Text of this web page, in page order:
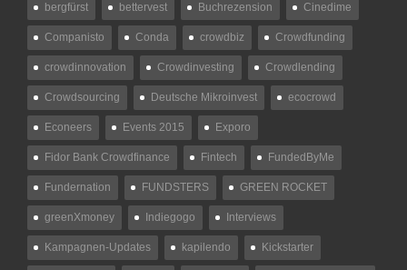
bergfürst bettervest Buchrezension Cinedime
Companisto Conda crowdbiz Crowdfunding
crowdinnovation Crowdinvesting Crowdlending
Crowdsourcing Deutsche Mikroinvest ecocrowd
Econeers Events 2015 Exporo
Fidor Bank Crowdfinance Fintech FundedByMe
Fundernation FUNDSTERS GREEN ROCKET
greenXmoney Indiegogo Interviews
Kampagnen-Updates kapilendo Kickstarter